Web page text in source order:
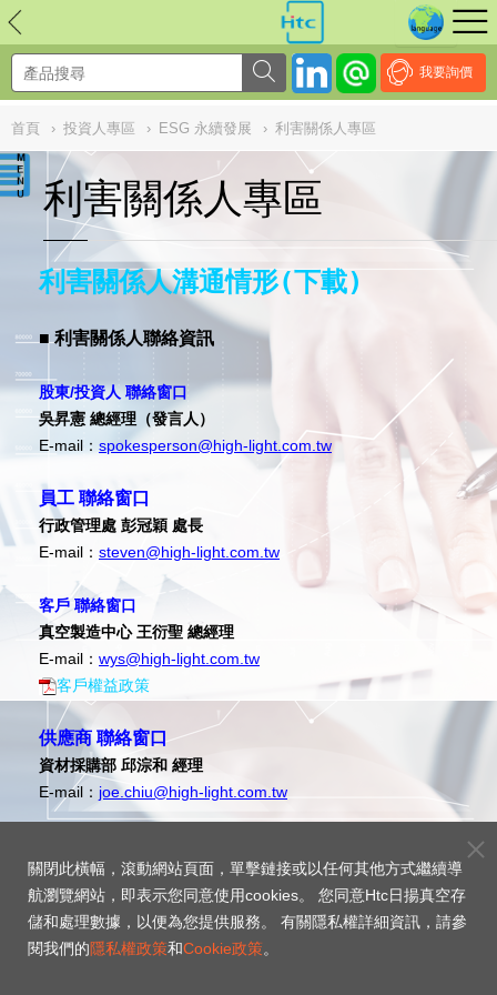
我要詢價
首頁 › 投資人專區 › ESG 永續發展 › 利害關係人專區
利害關係人專區
利害關係人溝通情形(下載)
■ 利害關係人聯絡資訊
股東/投資人 聯絡窗口
吳昇憲 總經理（發言人）
E-mail： spokesperson@high-light.com.tw
員工 聯絡窗口
行政管理處 彭冠穎 處長
E-mail： steven@high-light.com.tw
客戶 聯絡窗口
真空製造中心 王衍聖 總經理
E-mail： wys@high-light.com.tw
客戶權益政策
供應商 聯絡窗口
資材採購部 邱淙和 經理
E-mail： joe.chiu@high-light.com.tw
行政管理處 楊筑傑 經理
E-mail：sunny@high-light.com.tw
NULL
關閉此橫幅，滾動網站頁面，單擊鏈接或以任何其他方式繼續導
航瀏覽網站，即表示您同意使用cookies。 您同意Htc日揚真空存
儲和處理數據，以便為您提供服務。 有關隱私權詳細資訊，請參
閱我們的隱私權政策和Cookie政策。